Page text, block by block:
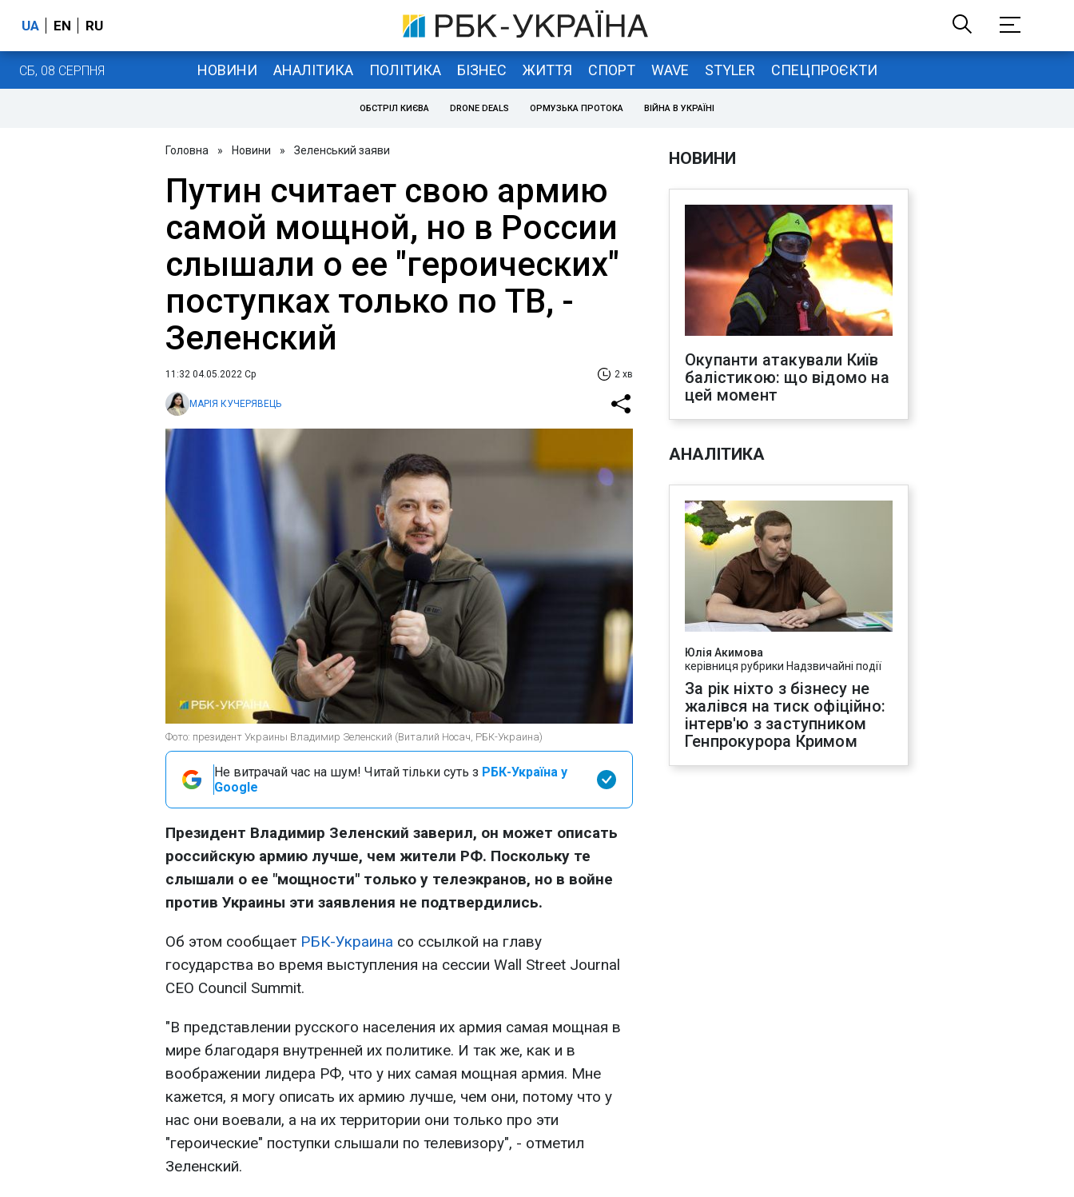
UA EN RU
СБ, 08 СЕРПНЯ НОВИНИ АНАЛІТИКА ПОЛІТИКА БІЗНЕС ЖИТТЯ СПОРТ WAVE STYLER СПЕЦПРОЄКТИ
ОБСТРІЛ КИЄВА DRONE DEALS ОРМУЗЬКА ПРОТОКА ВІЙНА В УКРАЇНІ
Головна » Новини » Зеленський заяви
Путин считает свою армию
самой мощной, но в России
слышали о ее "героических"
поступках только по ТВ, -
Зеленский
11:32 04.05.2022 Ср 2 хв
МАРІЯ КУЧЕРЯВЕЦЬ
Фото: президент Украины Владимир Зеленский (Виталий Носач, РБК-Украина)
Не витрачай час на шум! Читай тільки суть з РБК-Україна у
Google
Президент Владимир Зеленский заверил, он может описать
российскую армию лучше, чем жители РФ. Поскольку те
слышали о ее "мощности" только у телеэкранов, но в войне
против Украины эти заявления не подтвердились.
Об этом сообщает РБК-Украина со ссылкой на главу
государства во время выступления на сессии Wall Street Journal
CEO Council Summit.
"В представлении русского населения их армия самая мощная в
мире благодаря внутренней их политике. И так же, как и в
воображении лидера РФ, что у них самая мощная армия. Мне
кажется, я могу описать их армию лучше, чем они, потому что у
нас они воевали, а на их территории они только про эти
"героические" поступки слышали по телевизору", - отметил
Зеленский.
НОВИНИ
Окупанти атакували Київ
балістикою: що відомо на
цей момент
АНАЛІТИКА
Юлія Акимова
керівниця рубрики Надзвичайні події
За рік ніхто з бізнесу не
жалівся на тиск офіційно:
інтерв'ю з заступником
Генпрокурора Кримом